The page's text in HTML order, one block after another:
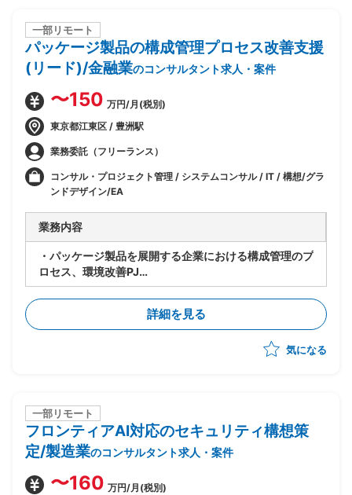
一部リモート
パッケージ製品の構成管理プロセス改善支援
(リード)/金融業のコンサルタント求人・案件
〜150 万円/月(税別)
東京都江東区 / 豊洲駅
業務委託（フリーランス）
コンサル・プロジェクト管理 / システムコンサル / IT / 構想/グラ
ンドデザイン/EA
業務内容
・パッケージ製品を展開する企業における構成管理のプ
ロセス、環境改善PJ
・製品の生い立ちやカスタマイズの違いにより複数の構
成管理ツール、プロセスが混在している
・現状のソースコード管理状態やプロセスの現状整理か
ら参画し、構成管理の標準プロセスを策定、導入、定着
ー現状分析、課題整理
ー構成管理ルールの策定
ー運用プロセス構築、定着化
ーその他付随する業務
詳細を見る
気になる
一部リモート
フロンティアAI対応のセキュリティ構想策
定/製造業のコンサルタント求人・案件
〜160 万円/月(税別)